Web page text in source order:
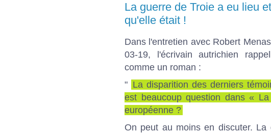
La guerre de Troie a eu lieu
qu'elle était !
Dans l'entretien avec Robert
03-19, l'écrivain autrichien
comme un roman :
" La disparition des derniers
est ­beaucoup question dans «
européenne ?
On peut au moins en discuter.